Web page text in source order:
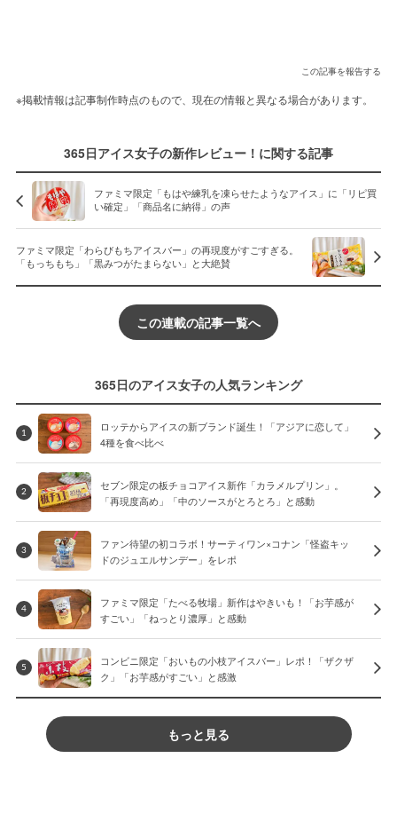
この記事を報告する
※掲載情報は記事制作時点のもので、現在の情報と異なる場合があります。
365日アイス女子の新作レビュー！に関する記事
ファミマ限定「もはや練乳を凍らせたようなアイス」に「リピ買
い確定」「商品名に納得」の声
ファミマ限定「わらびもちアイスバー」の再現度がすごすぎる。
「もっちもち」「黒みつがたまらない」と大絶賛
この連載の記事一覧へ
365日のアイス女子の人気ランキング
1
ロッテからアイスの新ブランド誕生！「アジアに恋して」
4種を食べ比べ
2
セブン限定の板チョコアイス新作「カラメルプリン」。
「再現度高め」「中のソースがとろとろ」と感動
3
ファン待望の初コラボ！サーティワン×コナン「怪盗キッ
ドのジュエルサンデー」をレポ
4
ファミマ限定「たべる牧場」新作はやきいも！「お芋感が
すごい」「ねっとり濃厚」と感動
5
コンビニ限定「おいもの小枝アイスバー」レポ！「ザクザ
ク」「お芋感がすごい」と感激
もっと見る